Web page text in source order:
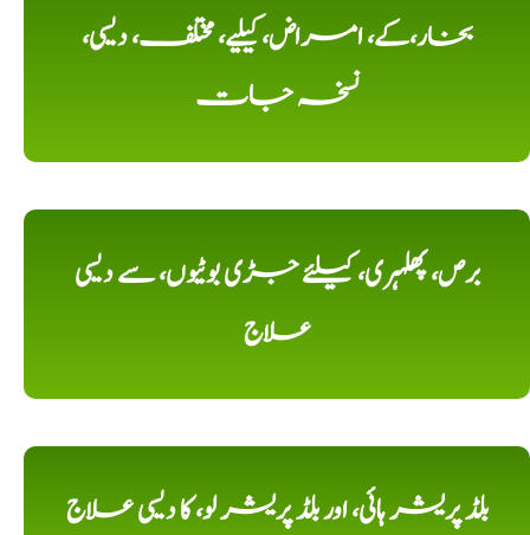
بخار،کے، امراض، کیلیے، مختلف، دیسی،
نسخہ جات
برص، پھلہری، کیلئے جڑی بوٹیوں، سے دیسی
علاج
بلڈ پریشر ہائی، اور بلڈ پریشر لو، کا دیسی علاج